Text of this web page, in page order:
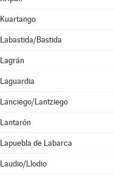
Kuartango
Labastida/Bastida
Lagrán
Laguardia
Lanciego/Lantziego
Lantarón
Lapuebla de Labarca
Laudio/Llodio